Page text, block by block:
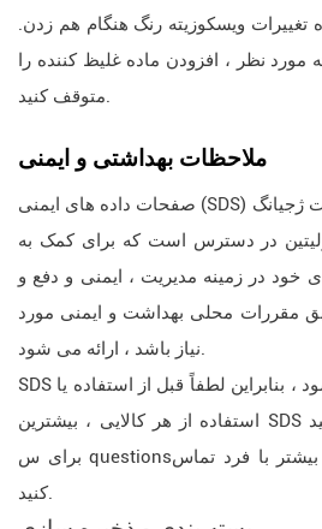
ویسکوزیته رنگ هنگام هم زدن.
نظر ، افزودن ماده غلیظ کننده را
متوقف کنید.
ملاحظات بهداشتی و ایمنی
صفحات داده های ایمنی (SDS) از شرکت ژجیانگ Ruico Ad- افزوده
در دسترس است که برای کمک به
خود در زمینه مدیریت ، ایمنی و دفع و
مقررات محلی بهداشت و ایمنی مورد
نیاز باشد ، ارائه می شود.
SDS به طور مرتب به روز می شود ، بنابراین لطفاً قبل از استفاده یا
استفاده از هر کالایی ، بیشترین SDS را درخواست و بررسی کنید
برای س questionsالات بیشتر با فرد تماس Ruico خود مشورت
کنید.